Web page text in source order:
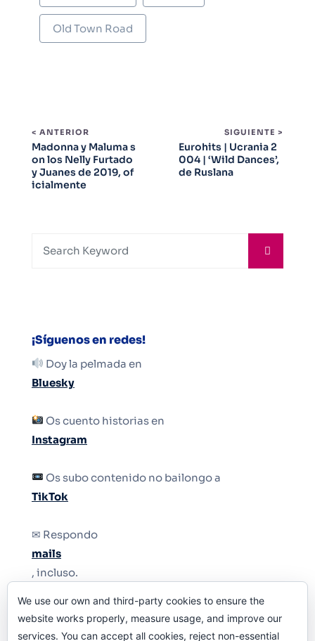
Old Town Road
< ANTERIOR
Madonna y Maluma s
on los Nelly Furtado
y Juanes de 2019, of
icialmente
SIGUIENTE >
Eurohits | Ucrania 2
004 | ‘Wild Dances’,
de Ruslana
¡Síguenos en redes!
Doy la pelmada en
Bluesky
Os cuento historias en
Instagram
Os subo contenido no bailongo a
TikTok
✉ Respondo
mails
, incluso.
Y si una persona no puede tener teléfono, que
le quiten el teléfono.
We use our own and third-party cookies to ensure the
website works properly, measure usage, and improve our
services. You can accept all cookies, reject non-essential